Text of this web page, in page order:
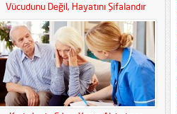
Vücudunu Değil, Hayatını Şifalandır